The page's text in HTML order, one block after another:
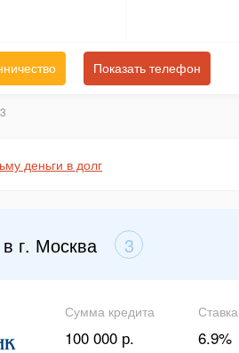
Показать телефон
деньги в долг
г. Москва 3
Сумма кредита
100 000 р.
Ставка
6.9%